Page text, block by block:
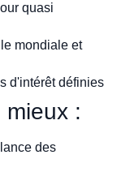
quasi
mondiale et
d'intérêt définies
:
des